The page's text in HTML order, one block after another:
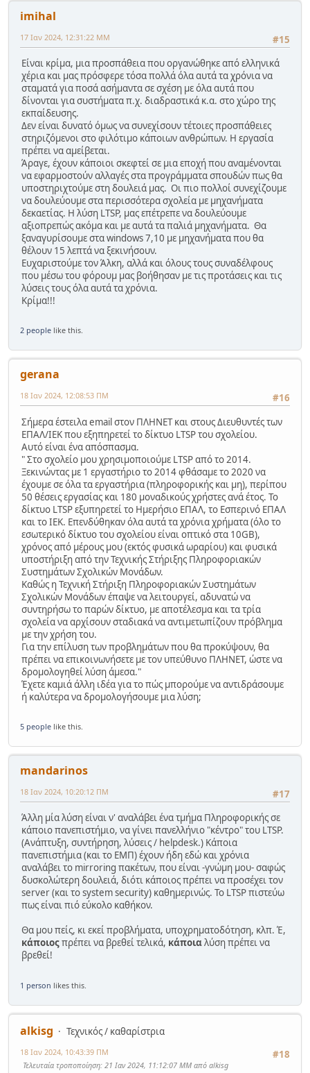
imihal
#15
17 Ιαν 2024, 12:31:22 ΜΜ
Είναι κρίμα, μια προσπάθεια που οργανώθηκε από ελληνικά
χέρια και μας πρόσφερε τόσα πολλά όλα αυτά τα χρόνια να
σταματά για ποσά ασήμαντα σε σχέση με όλα αυτά που
δίνονται για συστήματα π.χ. διαδραστικά κ.α. στο χώρο της
εκπαίδευσης.
Δεν είναι δυνατό όμως να συνεχίσουν τέτοιες προσπάθειες
στηριζόμενοι στο φιλότιμο κάποιων ανθρώπων. Η εργασία
πρέπει να αμείβεται.
Άραγε, έχουν κάποιοι σκεφτεί σε μια εποχή που αναμένονται
να εφαρμοστούν αλλαγές στα προγράμματα σπουδών πως θα
υποστηριχτούμε στη δουλειά μας. Οι πιο πολλοί συνεχίζουμε
να δουλεύουμε στα περισσότερα σχολεία με μηχανήματα
δεκαετίας. Η λύση LTSP, μας επέτρεπε να δουλεύουμε
αξιοπρεπώς ακόμα και με αυτά τα παλιά μηχανήματα. Θα
ξαναγυρίσουμε στα windows 7,10 με μηχανήματα που θα
θέλουν 15 λεπτά να ξεκινήσουν.
Ευχαριστούμε τον Άλκη, αλλά και όλους τους συναδέλφους
που μέσω του φόρουμ μας βοήθησαν με τις προτάσεις και τις
λύσεις τους όλα αυτά τα χρόνια.
Κρίμα!!!
2 people like this.
gerana
#16
18 Ιαν 2024, 12:08:53 ΠΜ
Σήμερα έστειλα email στον ΠΛΗΝΕΤ και στους Διευθυντές των
ΕΠΑΛ/ΙΕΚ που εξηπηρετεί το δίκτυο LTSP του σχολείου.
Αυτό είναι ένα απόσπασμα.
" Στο σχολείο μου χρησιμοποιούμε LTSP από το 2014.
Ξεκινώντας με 1 εργαστήριο το 2014 φθάσαμε το 2020 να
έχουμε σε όλα τα εργαστήρια (πληροφορικής και μη), περίπου
50 θέσεις εργασίας και 180 μοναδικούς χρήστες ανά έτος. Το
δίκτυο LTSP εξυπηρετεί το Ημερήσιο ΕΠΑΛ, το Εσπερινό ΕΠΑΛ
και το ΙΕΚ. Επενδύθηκαν όλα αυτά τα χρόνια χρήματα (όλο το
εσωτερικό δίκτυο του σχολείου είναι οπτικό στα 10GB),
χρόνος από μέρους μου (εκτός φυσικά ωραρίου) και φυσικά
υποστήριξη από την Τεχνικής Στήριξης Πληροφοριακών
Συστημάτων Σχολικών Μονάδων.
Καθώς η Τεχνική Στήριξη Πληροφοριακών Συστημάτων
Σχολικών Μονάδων έπαψε να λειτουργεί, αδυνατώ να
συντηρήσω το παρών δίκτυο, με αποτέλεσμα και τα τρία
σχολεία να αρχίσουν σταδιακά να αντιμετωπίζουν πρόβλημα
με την χρήση του.
Για την επίλυση των προβλημάτων που θα προκύψουν, θα
πρέπει να επικοινωνήσετε με τον υπεύθυνο ΠΛΗΝΕΤ, ώστε να
δρομολογηθεί λύση άμεσα."
Έχετε καμιά άλλη ιδέα για το πώς μπορούμε να αντιδράσουμε
ή καλύτερα να δρομολογήσουμε μια λύση;
5 people like this.
mandarinos
#17
18 Ιαν 2024, 10:20:12 ΠΜ
Άλλη μία λύση είναι ν' αναλάβει ένα τμήμα Πληροφορικής σε
κάποιο πανεπιστήμιο, να γίνει πανελλήνιο "κέντρο" του LTSP.
(Ανάπτυξη, συντήρηση, λύσεις / helpdesk.) Κάποια
πανεπιστήμια (και το ΕΜΠ) έχουν ήδη εδώ και χρόνια
αναλάβει το mirroring πακέτων, που είναι -γνώμη μου- σαφώς
δυσκολώτερη δουλειά, διότι κάποιος πρέπει να προσέχει τον
server (και το system security) καθημερινώς. Το LTSP πιστεύω
πως είναι πιό εύκολο καθήκον.
Θα μου πείς, κι εκεί προβλήματα, υποχρηματοδότηση, κλπ. Έ,
κάποιοςπρέπει να βρεθεί τελικά, κάποιαλύση πρέπει να
βρεθεί!
1 person likes this.
alkisg
Τεχνικός / καθαρίστρια
#18
18 Ιαν 2024, 10:43:39 ΠΜ
Τελευταία τροποποίηση: 21 Ιαν 2024, 11:12:07 ΜΜ από alkisg